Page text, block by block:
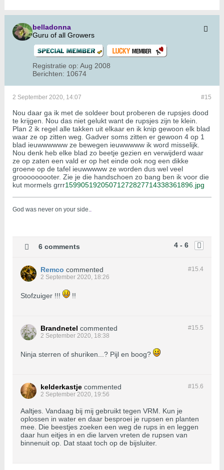
belladonna
Guru of all Growers
Registratie op: Aug 2008
Berichten: 10674
#15
2 September 2020, 14:07
Nou daar ga ik met de soldeer bout proberen de rupsjes dood
te krijgen. Nou das niet gelukt want de rupsjes zijn te klein.
Plan 2 ik regel alle takken uit elkaar en ik knip gewoon elk blad
waar ze op zitten weg. Gadver soms zitten er gewoon 4 op 1
blad ieuwwwwww ze bewegen ieuwwwww ik word misselijk.
Nou denk heb elke blad zo beetje gezien en verwijderd waar
ze op zaten een vald er op het einde ook nog een dikke
groene op de tafel ieuwwwww ze worden dus wel veel
grooooooooter. Zie je die handschoen zo bang ben ik voor die
kut mormels grrr15990519205071272827714338361896.jpg
God was never on your side..
4 - 6
6 comments
#15.4
Remco commented
2 September 2020, 18:26
Stofzuiger !!! !!
#15.5
Brandnetel commented
2 September 2020, 18:38
Ninja sterren of shuriken...? Pijl en boog?
#15.6
kelderkastje commented
2 September 2020, 19:56
Aaltjes. Vandaag bij mij gebruikt tegen VRM. Kun je
oplossen in water en daar besproei je rupsen en planten
mee. Die beestjes zoeken een weg de rups in en leggen
daar hun eitjes in en die larven vreten de rupsen van
binnenuit op. Dat staat toch op de bijsluiter.